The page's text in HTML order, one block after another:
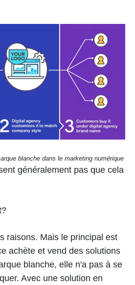
blanche dans le marketing numérique
généralement pas que cela
raisons. Mais le principal est
achète et vend des solutions
blanche, elle n'a pas à se
Avec une solution en